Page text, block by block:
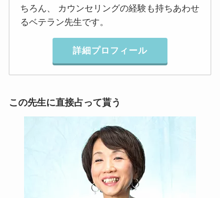
ちろん、 カウンセリングの経験も持ちあわせ
るベテラン先生です。
詳細プロフィール
この先生に直接占って貰う